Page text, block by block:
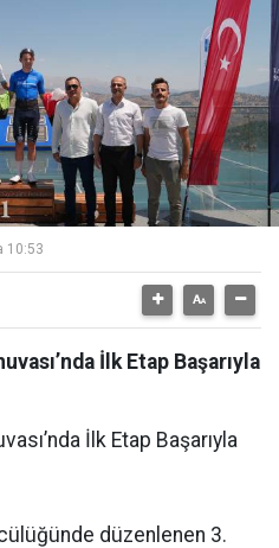
10:53
İlk Etap Başarıyla
İlk Etap Başarıyla
düzenlenen 3.